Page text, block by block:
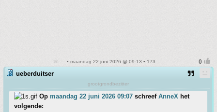
• maandag 22 juni 2026 @ 09:13 • 173
ueberduitser
grootgrondbezitter
Op maandag 22 juni 2026 09:07 schreef AnneX het
volgende: